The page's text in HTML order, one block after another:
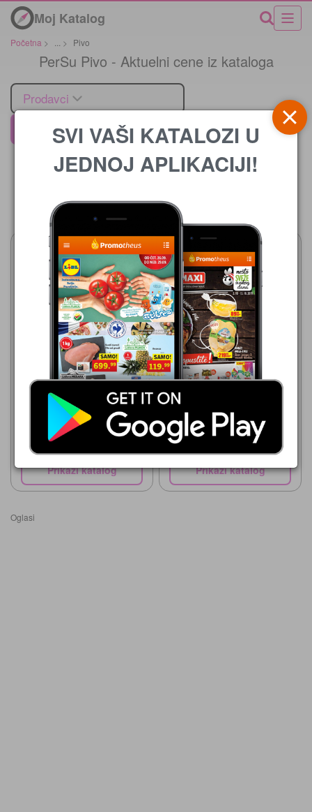
Moj Katalog
Početna > > Pivo
PerSu Pivo - Aktuelni cene iz kataloga
Prodavci
Cena
PerSu
29.07.-11.08.2026
64,99 din
Pivo CARSKO
Prikaži katalog
PerSu
29.07.-11.08.2026
69,99 din
Pivo Madri 0.4 l
Prikaži katalog
Oglasi
SVI VAŠI KATALOZI U
JEDNOJ APLIKACIJI!